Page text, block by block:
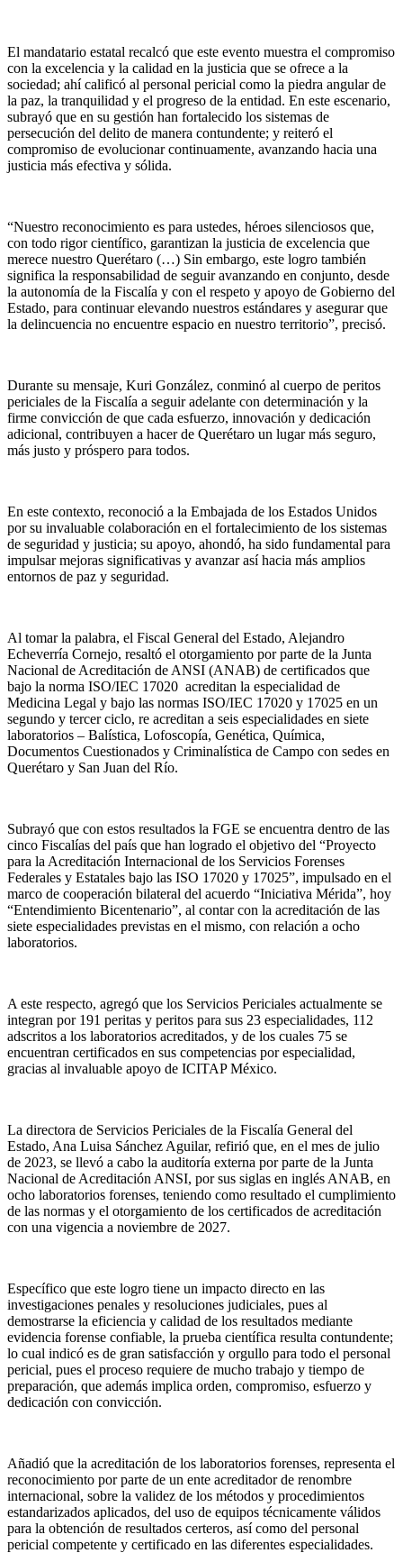
El mandatario estatal recalcó que este evento muestra el compromiso
con la excelencia y la calidad en la justicia que se ofrece a la
sociedad; ahí calificó al personal pericial como la piedra angular de
la paz, la tranquilidad y el progreso de la entidad. En este escenario,
subrayó que en su gestión han fortalecido los sistemas de
persecución del delito de manera contundente; y reiteró el
compromiso de evolucionar continuamente, avanzando hacia una
justicia más efectiva y sólida.
“Nuestro reconocimiento es para ustedes, héroes silenciosos que,
con todo rigor científico, garantizan la justicia de excelencia que
merece nuestro Querétaro (…) Sin embargo, este logro también
significa la responsabilidad de seguir avanzando en conjunto, desde
la autonomía de la Fiscalía y con el respeto y apoyo de Gobierno del
Estado, para continuar elevando nuestros estándares y asegurar que
la delincuencia no encuentre espacio en nuestro territorio”, precisó.
Durante su mensaje, Kuri González, conminó al cuerpo de peritos
periciales de la Fiscalía a seguir adelante con determinación y la
firme convicción de que cada esfuerzo, innovación y dedicación
adicional, contribuyen a hacer de Querétaro un lugar más seguro,
más justo y próspero para todos.
En este contexto, reconoció a la Embajada de los Estados Unidos
por su invaluable colaboración en el fortalecimiento de los sistemas
de seguridad y justicia; su apoyo, ahondó, ha sido fundamental para
impulsar mejoras significativas y avanzar así hacia más amplios
entornos de paz y seguridad.
Al tomar la palabra, el Fiscal General del Estado, Alejandro
Echeverría Cornejo, resaltó el otorgamiento por parte de la Junta
Nacional de Acreditación de ANSI (ANAB) de certificados que
bajo la norma ISO/IEC 17020 acreditan la especialidad de
Medicina Legal y bajo las normas ISO/IEC 17020 y 17025 en un
segundo y tercer ciclo, re acreditan a seis especialidades en siete
laboratorios – Balística, Lofoscopía, Genética, Química,
Documentos Cuestionados y Criminalística de Campo con sedes en
Querétaro y San Juan del Río.
Subrayó que con estos resultados la FGE se encuentra dentro de las
cinco Fiscalías del país que han logrado el objetivo del “Proyecto
para la Acreditación Internacional de los Servicios Forenses
Federales y Estatales bajo las ISO 17020 y 17025”, impulsado en el
marco de cooperación bilateral del acuerdo “Iniciativa Mérida”, hoy
“Entendimiento Bicentenario”, al contar con la acreditación de las
siete especialidades previstas en el mismo, con relación a ocho
laboratorios.
A este respecto, agregó que los Servicios Periciales actualmente se
integran por 191 peritas y peritos para sus 23 especialidades, 112
adscritos a los laboratorios acreditados, y de los cuales 75 se
encuentran certificados en sus competencias por especialidad,
gracias al invaluable apoyo de ICITAP México.
La directora de Servicios Periciales de la Fiscalía General del
Estado, Ana Luisa Sánchez Aguilar, refirió que, en el mes de julio
de 2023, se llevó a cabo la auditoría externa por parte de la Junta
Nacional de Acreditación ANSI, por sus siglas en inglés ANAB, en
ocho laboratorios forenses, teniendo como resultado el cumplimiento
de las normas y el otorgamiento de los certificados de acreditación
con una vigencia a noviembre de 2027.
Específico que este logro tiene un impacto directo en las
investigaciones penales y resoluciones judiciales, pues al
demostrarse la eficiencia y calidad de los resultados mediante
evidencia forense confiable, la prueba científica resulta contundente;
lo cual indicó es de gran satisfacción y orgullo para todo el personal
pericial, pues el proceso requiere de mucho trabajo y tiempo de
preparación, que además implica orden, compromiso, esfuerzo y
dedicación con convicción.
Añadió que la acreditación de los laboratorios forenses, representa el
reconocimiento por parte de un ente acreditador de renombre
internacional, sobre la validez de los métodos y procedimientos
estandarizados aplicados, del uso de equipos técnicamente válidos
para la obtención de resultados certeros, así como del personal
pericial competente y certificado en las diferentes especialidades.